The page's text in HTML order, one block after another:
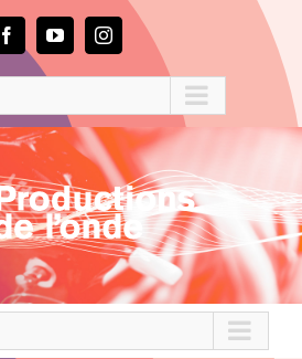
FacebookYouTubeInstagram